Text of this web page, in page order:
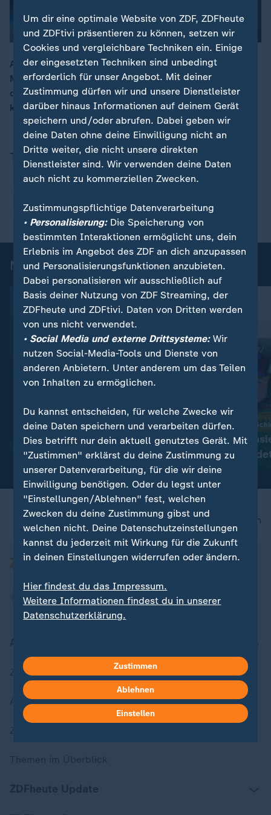
Am Wochenende geht es für den HSV zum FC Bayern
München. HSV-Trainer Merlin Polzin gibt sich trotz der
deutlichen Niederlagen in der Vergangenheit
kämpferisch.
Themen
FC Bayern München
Mehr News aus dem Sport
Nachrichten | Sport:
Aktuelle Sportnachrichten
auf einen Blick
Schweizerin macht
Alpin-
Behrami
nach oben
Zuletzt veröffentlicht
Aktuelle Sendungs-Videos
Um dir eine optimale Website von ZDF, ZDFheute
und ZDFtivi präsentieren zu können, setzen wir
Cookies und vergleichbare Techniken ein. Einige
der eingesetzten Techniken sind unbedingt
erforderlich für unser Angebot. Mit deiner
Zustimmung dürfen wir und unsere Dienstleister
darüber hinaus Informationen auf deinem Gerät
speichern und/oder abrufen. Dabei geben wir
deine Daten ohne deine Einwilligung nicht an
Dritte weiter, die nicht unsere direkten
Dienstleister sind. Wir verwenden deine Daten
auch nicht zu kommerziellen Zwecken.
Zustimmungspflichtige Datenverarbeitung
• Personalisierung:Die Speicherung von
bestimmten Interaktionen ermöglicht uns, dein
Erlebnis im Angebot des ZDF an dich anzupassen
und Personalisierungsfunktionen anzubieten.
Dabei personalisieren wir ausschließlich auf
Basis deiner Nutzung von ZDF Streaming, der
ZDFheute und ZDFtivi. Daten von Dritten werden
von uns nicht verwendet.
• Social Media und externe Drittsysteme:Wir
nutzen Social-Media-Tools und Dienste von
anderen Anbietern. Unter anderem um das Teilen
von Inhalten zu ermöglichen.
Du kannst entscheiden, für welche Zwecke wir
deine Daten speichern und verarbeiten dürfen.
Dies betrifft nur dein aktuell genutztes Gerät. Mit
"Zustimmen" erklärst du deine Zustimmung zu
unserer Datenverarbeitung, für die wir deine
Einwilligung benötigen. Oder du legst unter
"Einstellungen/Ablehnen" fest, welchen
Zwecken du deine Zustimmung gibst und
welchen nicht. Deine Datenschutzeinstellungen
kannst du jederzeit mit Wirkung für die Zukunft
in deinen Einstellungen widerrufen oder ändern.
Hier findest du das Impressum.
Weitere Informationen findest du in unserer
Datenschutzerklärung.
Zustimmen
Ablehnen
Einstellen